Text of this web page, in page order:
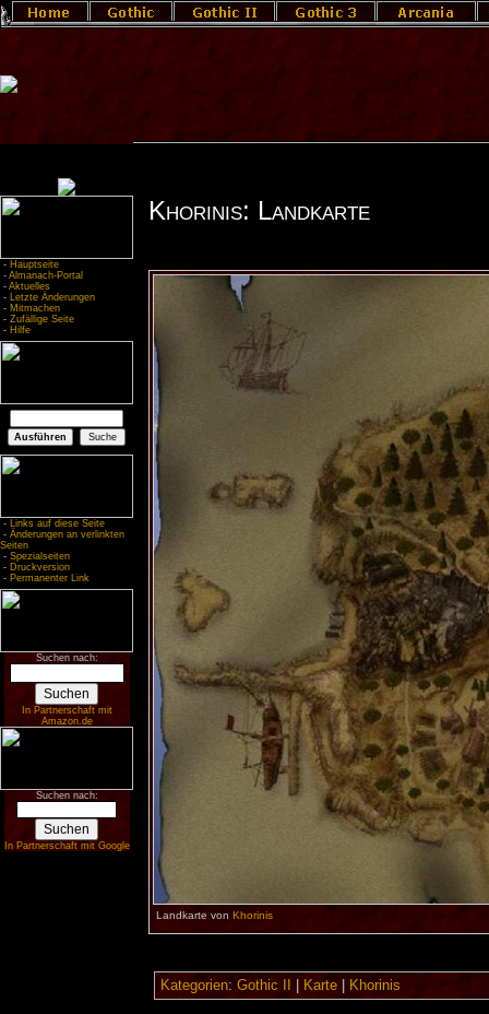
- Hauptseite
- Almanach-Portal
- Aktuelles
- Letzte Änderungen
- Mitmachen
- Zufällige Seite
- Hilfe
- Links auf diese Seite
- Änderungen an verlinkten
Seiten
- Spezialseiten
- Druckversion
- Permanenter Link
Suchen nach:
In Partnerschaft mit
Amazon.de
Suchen nach:
In Partnerschaft mit Google
Khorinis: Landkarte
Landkarte von Khorinis
Kategorien: Gothic II Karte| Khorinis